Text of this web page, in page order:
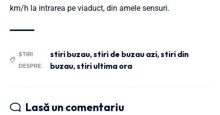
km/h la intrarea pe viaduct, din amele sensuri.
ȘTIRI
DESPRE:
stiri buzau,stiri de buzau azi,stiri din
buzau,stiri ultima ora
Lasă un comentariu